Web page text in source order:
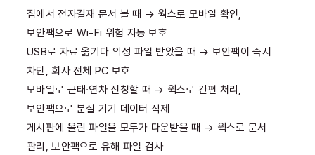
집에서 전자결재 문서 볼 때 → 웍스로 모바일 확인,
보안팩으로 Wi-Fi 위험 자동 보호
USB로 자료 옮기다 악성 파일 받았을 때 → 보안팩이 즉시
차단, 회사 전체 PC 보호
모바일로 근태·연차 신청할 때 → 웍스로 간편 처리,
보안팩으로 분실 기기 데이터 삭제
게시판에 올린 파일을 모두가 다운받을 때 → 웍스로 문서
관리, 보안팩으로 유해 파일 검사